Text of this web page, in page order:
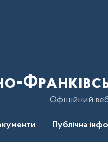
Офіційний
Публічна